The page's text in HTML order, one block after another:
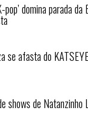
pop’ domina parada
se afasta do
shows de Natanzinho